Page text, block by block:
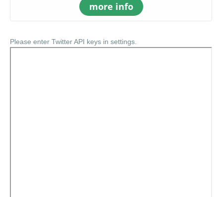
more info
Please enter Twitter API keys in settings.